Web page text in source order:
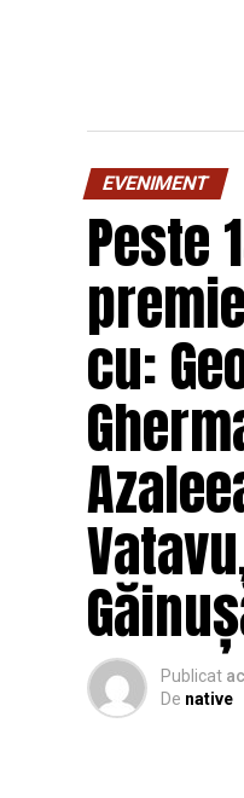
EVENIMENT
Peste
cu:
Publicat
De native